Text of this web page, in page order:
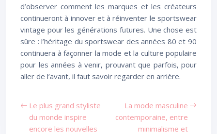
d’observer comment les marques et les créateurs
continueront à innover et à réinventer le sportswear
vintage pour les générations futures. Une chose est
sûre : l’héritage du sportswear des années 80 et 90
continuera à façonner la mode et la culture populaire
pour les années à venir, prouvant que parfois, pour
aller de l’avant, il faut savoir regarder en arrière.
Le plus grand styliste
du monde inspire
encore les nouvelles
La mode masculine
contemporaine, entre
minimalisme et